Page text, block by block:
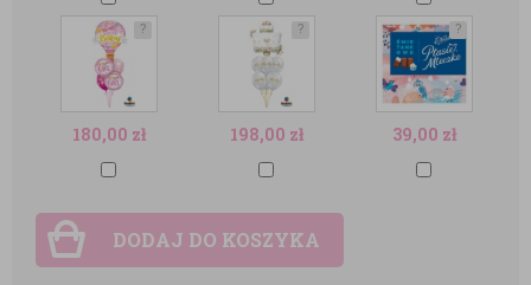
?
180,00 zł
?
198,00 zł
?
39,00 zł
DODAJ DO KOSZYKA